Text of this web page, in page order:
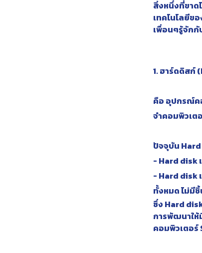
สิ่งหนึ่งที่ขาด
เทคโนโลยีข
เพื่อนๆรู้จัก
1. ​ฮาร์ดดิสก์
คือ อุปกรณ์ค
จำคอมพิวเต
ปัจจุบัน
- Hard disk
- Hard disk
ทั้งหมด ไม่มี
ซึ่ง Hard
การพัฒนาให้
คอมพิวเตอร์